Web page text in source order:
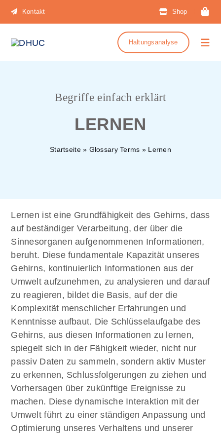
Zum
Kontakt Shop
Haltungsanalyse
Bücher
Über Uns
Begriffe einfach erklärt
LERNEN
Startseite» Glossary Terms » Lernen
Lernen ist eine Grundfähigkeit des Gehirns, dass
auf beständiger Verarbeitung, der über die
Sinnesorganen aufgenommenen Informationen,
beruht. Diese fundamentale Kapazität unseres
Gehirns, kontinuierlich Informationen aus der
Umwelt aufzunehmen, zu analysieren und darauf
zu reagieren, bildet die Basis, auf der die
Komplexität menschlicher Erfahrungen und
Kenntnisse aufbaut. Die Schlüsselaufgabe des
Gehirns, aus diesen Informationen zu lernen,
spiegelt sich in der Fähigkeit wieder, nicht nur
passiv Daten zu sammeln, sondern aktiv Muster
zu erkennen, Schlussfolgerungen zu ziehen und
Vorhersagen über zukünftige Ereignisse zu
machen. Diese dynamische Interaktion mit der
Umwelt führt zu einer ständigen Anpassung und
Optimierung unseres Verhaltens und unserer